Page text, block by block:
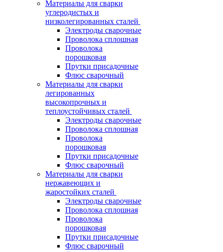
Материалы для сварки
углеродистых и
низколегированных сталей
Электроды сварочные
Проволока сплошная
Проволока
порошковая
Прутки присадочные
Флюс сварочный
Материалы для сварки
легированных
высокопрочных и
теплоустойчивых сталей
Электроды сварочные
Проволока сплошная
Проволока
порошковая
Прутки присадочные
Флюс сварочный
Материалы для сварки
нержавеющих и
жаростойких сталей
Электроды сварочные
Проволока сплошная
Проволока
порошковая
Прутки присадочные
Флюс сварочный